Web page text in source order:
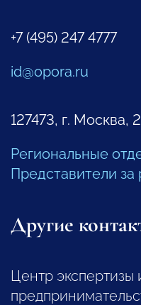
+7 (495) 247 4777
id@opora.ru
127473, г. Москва,
Региональные
Представители
Другие
Центр экспертизы